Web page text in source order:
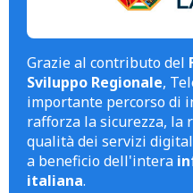
Grazie al contributo del
Sviluppo Regionale,
importante percorso di
rafforza la sicurezza, la
qualità dei servizi
a beneficio dell'intera
italiana.